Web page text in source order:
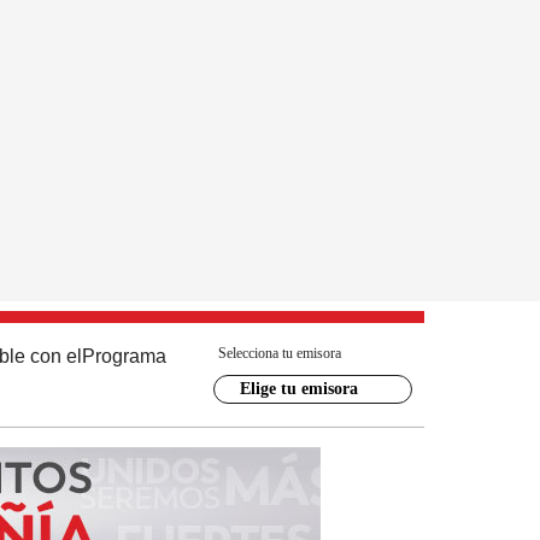
con el Programa Selecciona tu emisora
Elige tu emisora